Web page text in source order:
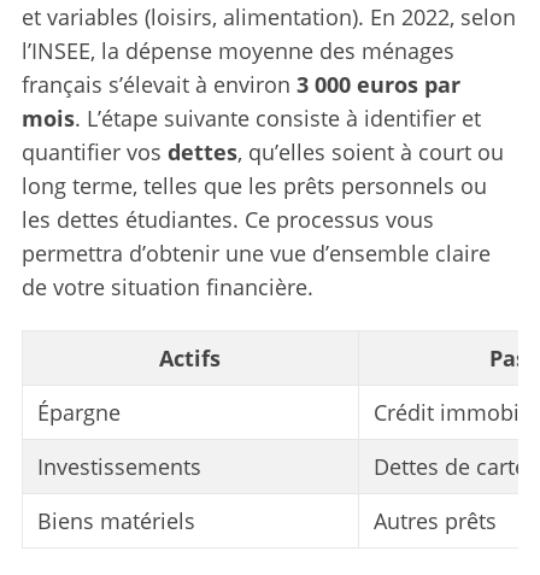
et variables (loisirs, alimentation). En 2022, selon
l’INSEE, la dépense moyenne des ménages
français s’élevait à environ 3 000 euros par
mois. L’étape suivante consiste à identifier et
quantifier vos dettes, qu’elles soient à court ou
long terme, telles que les prêts personnels ou
les dettes étudiantes. Ce processus vous
permettra d’obtenir une vue d’ensemble claire
de votre situation financière.
Actifs
Épargne
Crédit
Investissements
Dettes de
Biens matériels
Autres prêts